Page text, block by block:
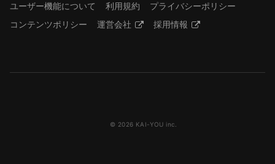
ユーザー機能について
利用規約
プライバシーポリシー
コンテンツポリシー
運営会社 採用情報
© 2026 KAI-YOU inc.